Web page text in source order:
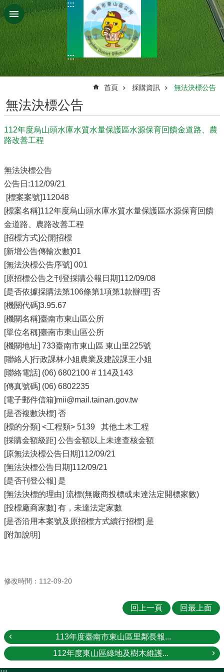
跳到主要內容區塊
:::
:::
首頁 採購資訊 無法決標公告
無法決標公告
112年度烏山頭水庫水質水量保護區水源保育回饋金道路、農
路改善工程
無法決標公告
公告日:112/09/21
[標案案號]112048
[標案名稱]112年度烏山頭水庫水質水量保護區水源保育回饋
金道路、農路改善工程
[招標方式]公開招標
[新增公告傳輸次數]01
[無法決標公告序號] 001
[原招標公告之刊登採購公報日期]112/09/08
[是否依據採購法第106條第1項第1款辦理] 否
[機關代碼]3.95.67
[機關名稱]臺南市東山區公所
[單位名稱]臺南市東山區公所
[機關地址] 733臺南市東山區 東山里225號
[聯絡人]行政課林小姐農業及建設課王小姐
[聯絡電話] (06) 6802100 # 114及143
[傳真號碼] (06) 6802235
[電子郵件信箱]mii@mail.tainan.gov.tw
[是否複數決標] 否
[標的分類] <工程類> 5139 其他土木工程
[採購金額級距] 公告金額以上未達查核金額
[原無法決標公告日期]112/09/21
[無法決標公告日期]112/09/21
[是否刊登公報] 是
[無法決標的理由] 流標(無廠商投標或未達法定開標家數)
[投標廠商家數] 有，未達法定家數
[是否沿用本案號及原招標方式續行招標] 是
[附加說明]
修改時間：112-09-20
回上一頁 回最上面
113年度臺南市東山區里鄰長報...
112年度東山區綠地及樹木維護...